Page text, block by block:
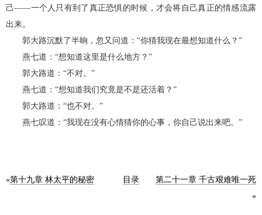
己——一个人只有到了真正恐惧的时候，才会将自己真正的情感流露
出来。
郭大路沉默了半晌，忽又问道：“你猜我现在最想知道什么？”
燕七道：“想知道这里是什么地方？”
郭大路道：“不对。”
燕七道：“想知道我们究竟是不是还活着？”
郭大路道：“也不对。”
燕七叹道：“我现在没有心情猜你的心事，你自己说出来吧。”
«第十九章 林太平的秘密 目录
第二十一章 千古艰难唯一死
»